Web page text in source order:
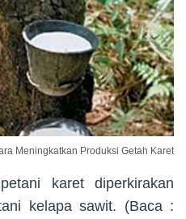
Meningkatkan Produksi Getah Karet
karet diperkirakan
kelapa sawit. (Baca :